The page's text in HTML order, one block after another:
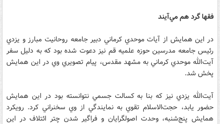
فقها گرد هم مي‌آيند
در اين همايش از آيات موحدي كرماني دبير جامعه روحانيت مبارز و يزدي
رئيس جامعه مدرسين حوزه علميه قم نيز دعوت شده بود كه به دليل سفر
آيت‌الله موحدي كرماني به مشهد مقدس، پيام تصويري وي در اين همايش
پخش شد.
آيت‌الله يزدي نيز كه بنا به كسالت جسمي نتوانسته بود در اين همايش
حضور يابد، حجت‌الاسلام تقوي به نمايندگي از وي سخنراني كرد. رويكرد
همايش پنج‌شنبه، ‌وحدت اصولگرايان و فراگير شدن چتر ائتلاف در اين